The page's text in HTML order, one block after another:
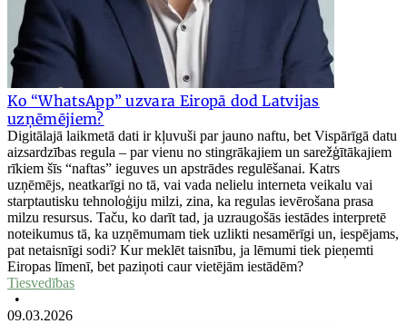
Ko “WhatsApp” uzvara Eiropā dod Latvijas
uzņēmējiem?
Digitālajā laikmetā dati ir kļuvuši par jauno naftu, bet Vispārīgā datu
aizsardzības regula – par vienu no stingrākajiem un sarežģītākajiem
rīkiem šīs “naftas” ieguves un apstrādes regulēšanai. Katrs
uzņēmējs, neatkarīgi no tā, vai vada nelielu interneta veikalu vai
starptautisku tehnoloģiju milzi, zina, ka regulas ievērošana prasa
milzu resursus. Taču, ko darīt tad, ja uzraugošās iestādes interpretē
noteikumus tā, ka uzņēmumam tiek uzlikti nesamērīgi un, iespējams,
pat netaisnīgi sodi? Kur meklēt taisnību, ja lēmumi tiek pieņemti
Eiropas līmenī, bet paziņoti caur vietējām iestādēm?
Tiesvedības
•
09.03.2026